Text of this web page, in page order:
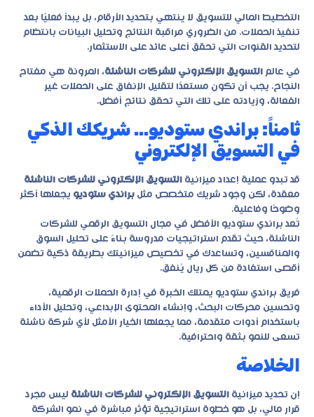
التخطيط المالي للتسويق لا ينتهي بتحديد الأرقام، بل يبدأ فعليًا بعد
تنفيذ الحملات. من الضروري مراقبة النتائج وتحليل البيانات بانتظام
لتحديد القنوات التي تحقق أعلى عائد على الاستثمار.
في عالم التسويق الإلكتروني للشركات الناشئة، المرونة هي مفتاح
النجاح. يجب أن تكون مستعدًا لتقليل الإنفاق على الحملات غير
الفعالة، وزيادته على تلك التي تحقق نتائج أفضل.
ثامناً: براندي ستوديو… شريكك الذكي
في التسويق الإلكتروني
قد تبدو عملية إعداد ميزانية التسويق الإلكتروني للشركات الناشئة
معقدة، لكن وجود شريك متخصص مثل براندي ستوديو يجعلها أكثر
وضوحًا وفاعلية.
تُعد براندي ستوديو الأفضل في مجال التسويق الرقمي للشركات
الناشئة، حيث تقدم استراتيجيات مدروسة بناءً على تحليل السوق
والمنافسين، وتساعدك في تخصيص ميزانيتك بطريقة ذكية تضمن
أقصى استفادة من كل ريال يُنفق.
فريق براندي ستوديو يمتلك الخبرة في إدارة الحملات الرقمية،
وتحسين محركات البحث، وإنشاء المحتوى الإبداعي، وتحليل الأداء
باستخدام أدوات متقدمة، مما يجعلها الخيار الأمثل لأي شركة ناشئة
تسعى للنمو بثقة واحترافية.
الخلاصة
إن تحديد ميزانية التسويق الإلكتروني للشركات الناشئة ليس مجرد
قرار مالي، بل هو خطوة استراتيجية تؤثر مباشرة في نمو الشركة